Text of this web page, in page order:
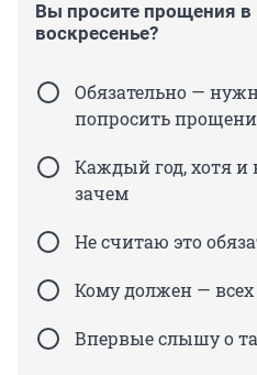
Вы просите прощения
воскресенье?
Обязательно —
попросить
Каждый год, хотя
зачем
Не считаю это
Кому должен —
Впервые слышу о